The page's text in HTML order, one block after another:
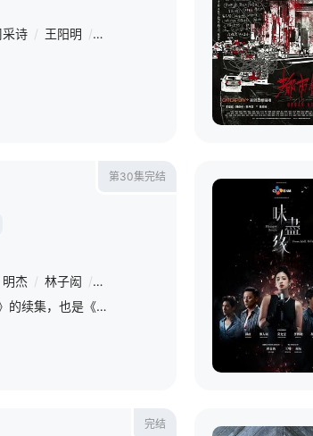
采诗 / 王阳明 / 杨祐宁
第30集完结
明杰 / 林子闳 / 黄仁德
《终极一班2》是《终极一班》的续集，也是《终极系列》的第四部。
完结